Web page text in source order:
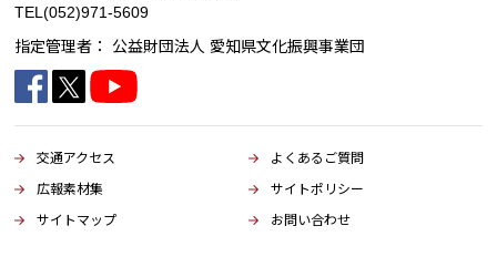
TEL(052)971-5609
指定管理者： 公益財団法人 愛知県文化振興事業団
交通アクセス
よくあるご質問
広報素材集
サイトポリシー
サイトマップ
お問い合わせ